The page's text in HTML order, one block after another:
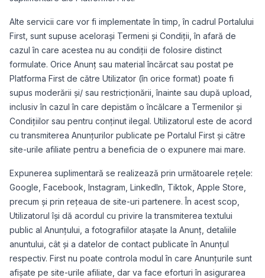
Alte servicii care vor fi implementate în timp, în cadrul Portalului
First, sunt supuse acelorași Termeni și Condiții, în afară de
cazul în care acestea nu au condiții de folosire distinct
formulate. Orice Anunț sau material încărcat sau postat pe
Platforma First de către Utilizator (în orice format) poate fi
supus moderării și/ sau restricționării, înainte sau după upload,
inclusiv în cazul în care depistăm o încălcare a Termenilor și
Condițiilor sau pentru conținut ilegal. Utilizatorul este de acord
cu transmiterea Anunțurilor publicate pe Portalul First și către
site-urile afiliate pentru a beneficia de o expunere mai mare.
Expunerea suplimentară se realizează prin următoarele rețele:
Google, Facebook, Instagram, LinkedIn, Tiktok, Apple Store,
precum și prin rețeaua de site-uri partenere. În acest scop,
Utilizatorul își dă acordul cu privire la transmiterea textului
public al Anunțului, a fotografiilor atașate la Anunț, detaliile
anuntului, cât și a datelor de contact publicate în Anunțul
respectiv. First nu poate controla modul în care Anunțurile sunt
afișate pe site-urile afiliate, dar va face eforturi în asigurarea